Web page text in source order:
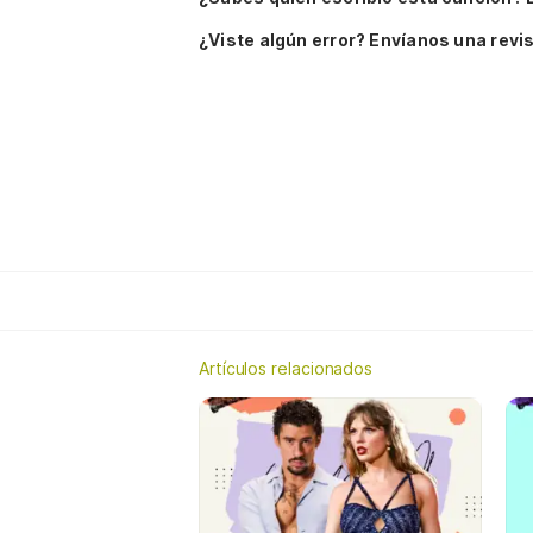
¿Viste algún error? Envíanos una
Artículos relacionados